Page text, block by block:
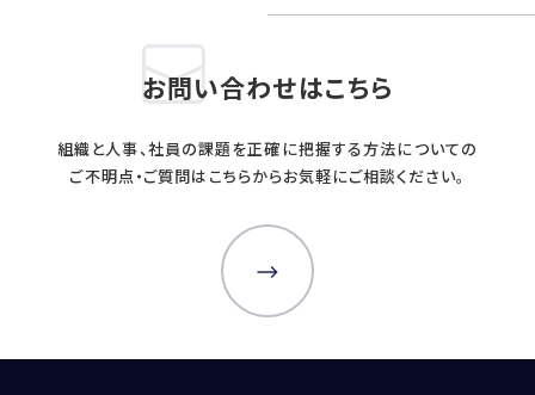
お問い合わせはこちら
組織と人事、社員の課題を正確に把握する方法についての
ご不明点・ご質問はこちらからお気軽にご相談ください。